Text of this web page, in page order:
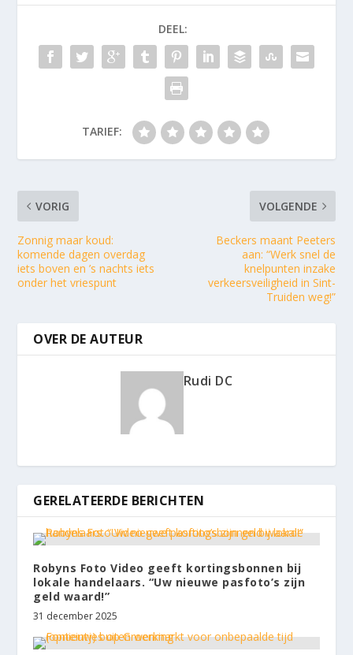
DEEL:
TARIEF:
VORIG
Zonnig maar koud:
komende dagen overdag
iets boven en ’s nachts iets
onder het vriespunt
VOLGENDE
Beckers maant Peeters
aan: “Werk snel de
knelpunten inzake
verkeersveiligheid in Sint-
Truiden weg!”
OVER DE AUTEUR
Rudi DC
GERELATEERDE BERICHTEN
Robyns Foto Video geeft kortingsbonnen bij
lokale handelaars. “Uw nieuwe pasfoto’s zijn
geld waard!”
31 december 2025